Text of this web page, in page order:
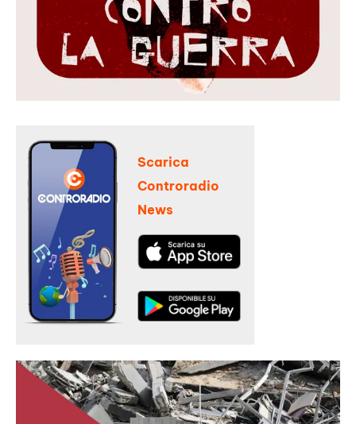
Scarica
Controradio
News